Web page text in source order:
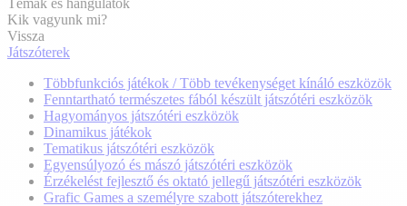
Témák és hangulatok
Kik vagyunk mi?
Vissza
Játszóterek
Többfunkciós játékok / Több tevékenységet kínáló eszközök
Fenntartható természetes fából készült játszótéri eszközök
Hagyományos játszótéri eszközök
Dinamikus játékok
Tematikus játszótéri eszközök
Egyensúlyozó és mászó játszótéri eszközök
Érzékelést fejlesztő és oktató jellegű játszótéri eszközök
Grafic Games a személyre szabott játszóterekhez